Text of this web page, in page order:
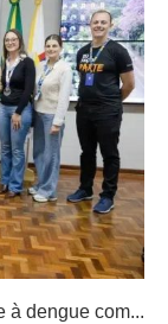
à dengue com...